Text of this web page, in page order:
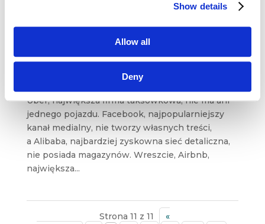
Show details
Allow all
Deny
machine learning, czyli maszynowego uczenia...
Czwarta rewolucja przemysłowa – punkty
lut 22, 2017|Artykuły,Innowacje,Ludzie,
Trendy
Uber, największa firma taksówkowa, nie ma ani
jednego pojazdu. Facebook, najpopularniejszy
kanał medialny, nie tworzy własnych treści,
a Alibaba, najbardziej zyskowna sieć detaliczna,
nie posiada magazynów. Wreszcie, Airbnb,
największa...
Strona 11 z 11
«